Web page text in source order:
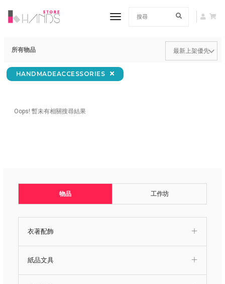
toggle navigation
物品 工作坊
衣著配飾
紙品文具
所有物品
HANDMADEACCESSORIES
Oops! 暫未有相關搜尋結果